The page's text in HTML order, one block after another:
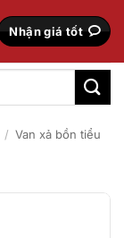
Nhận giá tốt
/ Van xả bồn tiểu